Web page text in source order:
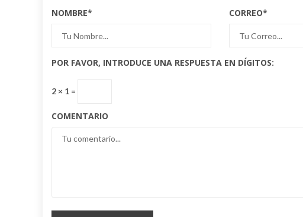
NOMBRE* CORREO*
POR FAVOR, INTRODUCE UNA RESPUESTA EN DÍGITOS:
2 × 1 =
COMENTARIO